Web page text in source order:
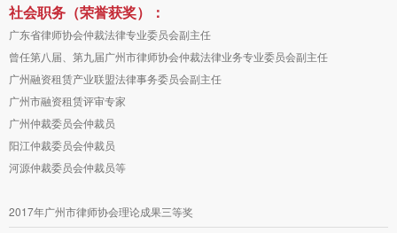
社会职务（荣誉获奖）：
广东省律师协会仲裁法律专业委员会副主任
曾任第八届、第九届广州市律师协会仲裁法律业务专业委员会副主任
广州融资租赁产业联盟法律事务委员会副主任
广州市融资租赁评审专家
广州仲裁委员会仲裁员
阳江仲裁委员会仲裁员
河源仲裁委员会仲裁员等
2017年广州市律师协会理论成果三等奖